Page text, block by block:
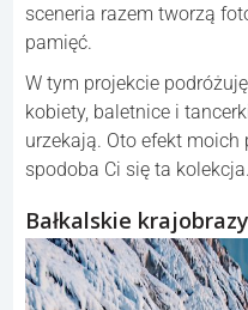
sceneria razem tworzą
pamięć.
W tym projekcie
kobiety, baletnice i
urzekają. Oto efekt
spodoba Ci się ta kolekcja.
Bałkalskie krajobrazy